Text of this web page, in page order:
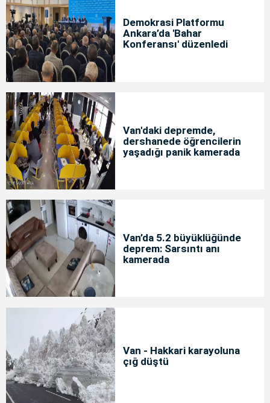
Demokrasi Platformu
Ankara’da 'Bahar
Konferansı' düzenledi
Van'daki depremde,
dershanede öğrencilerin
yaşadığı panik kamerada
Van’da 5.2 büyüklüğünde
deprem: Sarsıntı anı
kamerada
Van - Hakkari karayoluna
çığ düştü